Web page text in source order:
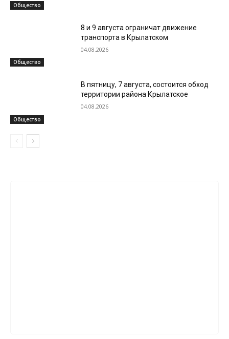
Общество
Общество
8 и 9 августа ограничат движение
транспорта в Крылатском
04.08.2026
Общество
В пятницу, 7 августа, состоится обход
территории района Крылатское
04.08.2026